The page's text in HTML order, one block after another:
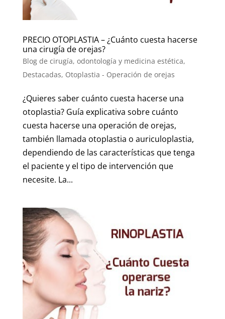
PRECIO OTOPLASTIA – ¿Cuánto cuesta hacerse
una cirugía de orejas?
Blog de cirugía, odontología y medicina estética,
Destacadas, Otoplastia - Operación de orejas
¿Quieres saber cuánto cuesta hacerse una
otoplastia? Guía explicativa sobre cuánto
cuesta hacerse una operación de orejas,
también llamada otoplastia o auriculoplastia,
dependiendo de las características que tenga
el paciente y el tipo de intervención que
necesite. La...